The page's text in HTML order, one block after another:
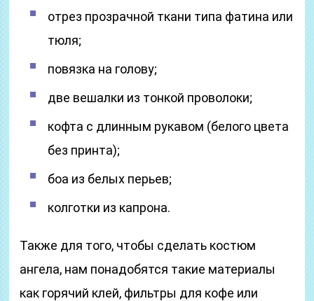
отрез прозрачной ткани типа фатина или
тюля;
повязка на голову;
две вешалки из тонкой проволоки;
кофта с длинным рукавом (белого цвета
без принта);
боа из белых перьев;
колготки из капрона.
Также для того, чтобы сделать костюм
ангела, нам понадобятся такие материалы
как горячий клей, фильтры для кофе или